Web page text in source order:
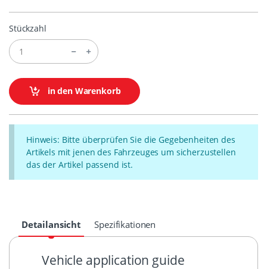
Stückzahl
in den Warenkorb
Hinweis: Bitte überprüfen Sie die Gegebenheiten des
Artikels mit jenen des Fahrzeuges um sicherzustellen
das der Artikel passend ist.
Detailansicht Spezifikationen
Vehicle application guide